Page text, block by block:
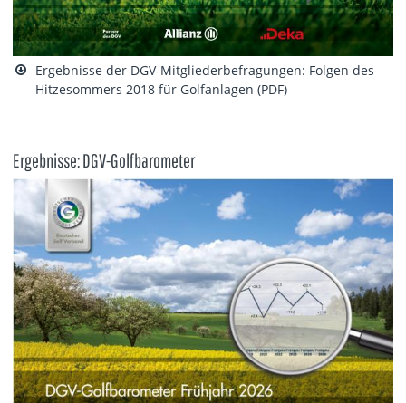
Ergebnisse der DGV-Mitgliederbefragungen: Folgen des
Hitzesommers 2018 für Golfanlagen (PDF)
Ergebnisse: DGV-Golfbarometer